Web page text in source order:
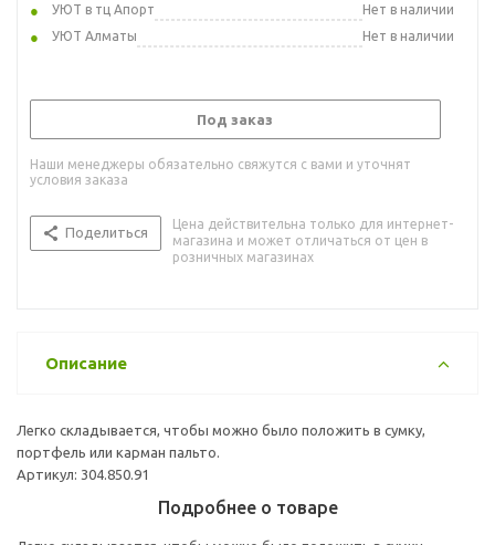
УЮТ в тц Апорт
Нет в наличии
УЮТ Алматы
Нет в наличии
Под заказ
Наши менеджеры обязательно свяжутся с вами и уточнят
условия заказа
Поделиться
Цена действительна только для интернет-
магазина и может отличаться от цен в
розничных магазинах
Описание
Легко складывается, чтобы можно было положить в сумку,
портфель или карман пальто.
Артикул: 304.850.91
Подробнее о товаре